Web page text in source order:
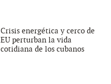
Crisis energética y cerco de
EU perturban la vida
cotidiana de los cubanos